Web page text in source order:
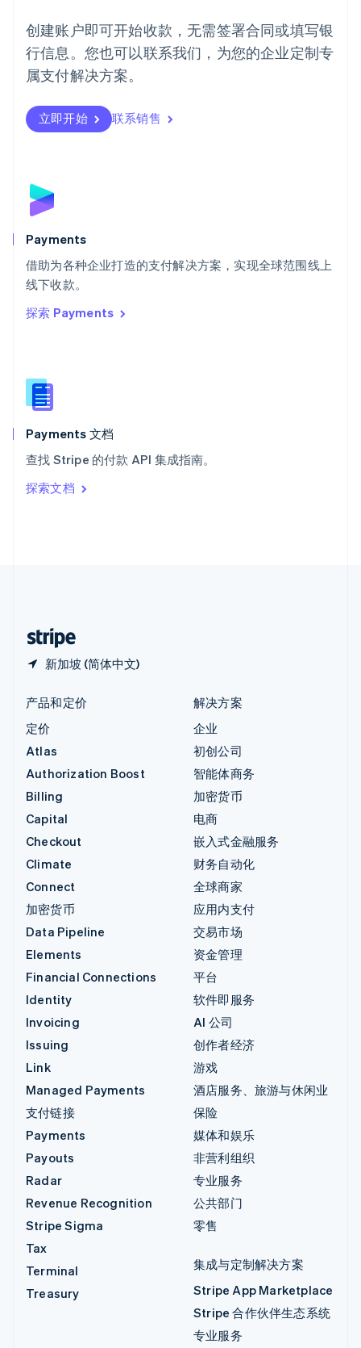
创建账户即可开始收款，无需签署合同或填写银
行信息。您也可以联系我们，为您的企业定制专
属支付解决方案。
立即开始 联系销售
Payments
借助为各种企业打造的支付解决方案，实现全球范围线上
线下收款。
探索 Payments
Payments 文档
查找 Stripe 的付款 API 集成指南。
探索文档
新加坡 (简体中文)
葡萄牙
Português English
日本
日本語English
瑞典
瑞士
DeutschFrançais
English
斯洛文尼亚
泰国
ไทยEnglish
希腊
English
西班牙
新西兰
English
匈牙利
English
ItalianoEnglish
印度
English
产品和定价
定价
Atlas
Authorization Boost
Billing
Capital
Checkout
Climate
Connect
加密货币
Data Pipeline
Elements
Financial Connections
Identity
Invoicing
Issuing
Link
Managed Payments
支付链接
Payments
Payouts
Radar
Revenue Recognition
Stripe Sigma
Tax
Terminal
Treasury
解决方案
企业
初创公司
智能体商务
加密货币
电商
嵌入式金融服务
财务自动化
全球商家
应用内支付
交易市场
资金管理
平台
软件即服务
AI 公司
创作者经济
游戏
酒店服务、旅游与休闲业
保险
媒体和娱乐
非营利组织
专业服务
公共部门
零售
集成与定制解决方案
Stripe App Marketplace
Stripe 合作伙伴生态系统
专业服务